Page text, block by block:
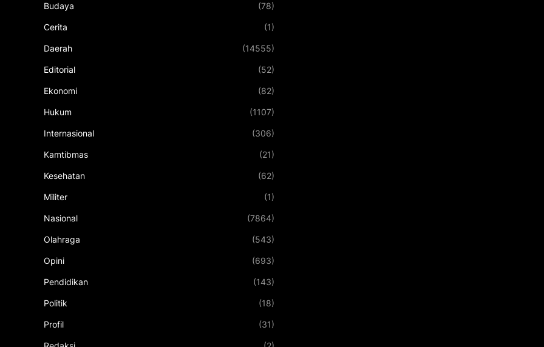
Budaya (78)
Cerita (1)
Daerah (14555)
Editorial (52)
Ekonomi (82)
Hukum (1107)
Internasional (306)
Kamtibmas (21)
Kesehatan (62)
Militer (1)
Nasional (7864)
Olahraga (543)
Opini (693)
Pendidikan (143)
Politik (18)
Profil (31)